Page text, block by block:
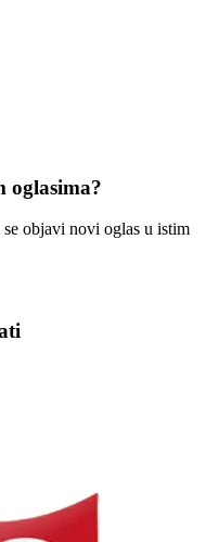
oglasima?
objavi novi oglas u istim